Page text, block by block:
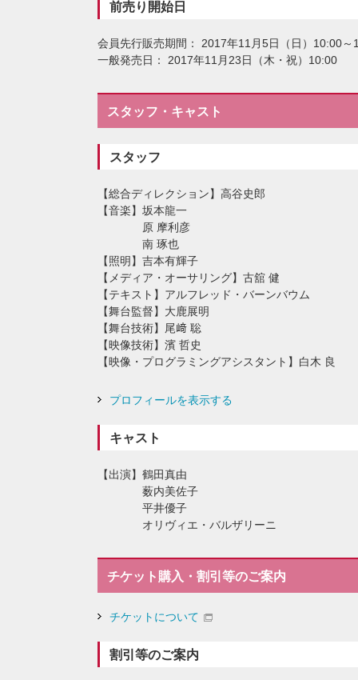
前売り開始日
会員先行販売期間： 2017年11月5日（日）10:00～
一般発売日： 2017年11月23日（木・祝）10:00
スタッフ・キャスト
スタッフ
総合ディレクション
高谷史郎
音楽
坂本龍一
原 摩利彦
南 琢也
照明
吉本有輝子
メディア・オーサリング
古舘 健
テキスト
アルフレッド・バーンバウム
舞台監督
大鹿展明
舞台技術
尾﨑 聡
映像技術
濱 哲史
映像・プログラミングアシスタント
白木 良
プロフィールを表示する
キャスト
出演
鶴田真由
薮内美佐子
平井優子
オリヴィエ・バルザリーニ
チケット購入・割引等のご案内
チケットについて
割引等のご案内